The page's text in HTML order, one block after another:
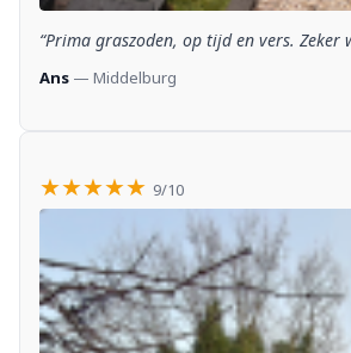
“Prima graszoden, op tijd en vers. Zeker
Ans — Middelburg
★★★★★ 9/10